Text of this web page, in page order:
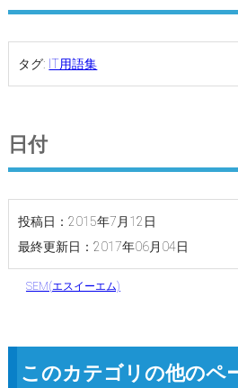
タグ: IT用語集
日付
投稿日：2015年7月12日
最終更新日：2017年06月04日
SEM(エスイーエム)
このカテゴリの他のペ